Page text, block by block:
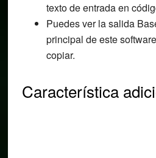
texto de entrada en
Puedes ver la salida
principal de este
copiar.
Característica